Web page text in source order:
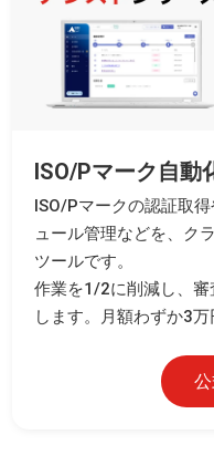
ISO/Pマーク自動
ISO/Pマークの認証取
ュール管理などを、ク
ツールです。
作業を1/2に削減し、審
します。月額わずか3万